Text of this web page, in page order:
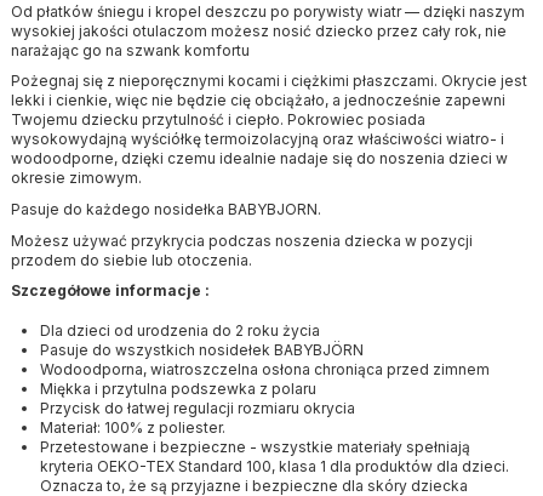
Od płatków śniegu i kropel deszczu po porywisty wiatr — dzięki naszym
wysokiej jakości otulaczom możesz nosić dziecko przez cały rok, nie
narażając go na szwank komfortu
Pożegnaj się z nieporęcznymi kocami i ciężkimi płaszczami. Okrycie jest
lekki i cienkie, więc nie będzie cię obciążało, a jednocześnie zapewni
Twojemu dziecku przytulność i ciepło. Pokrowiec posiada
wysokowydajną wyściółkę termoizolacyjną oraz właściwości wiatro- i
wodoodporne, dzięki czemu idealnie nadaje się do noszenia dzieci w
okresie zimowym.
Pasuje do każdego nosidełka BABYBJORN.
Możesz używać przykrycia podczas noszenia dziecka w pozycji
przodem do siebie lub otoczenia.
Szczegółowe informacje :
Dla dzieci od urodzenia do 2 roku życia
Pasuje do wszystkich nosidełek BABYBJÖRN
Wodoodporna, wiatroszczelna osłona chroniąca przed zimnem
Miękka i przytulna podszewka z polaru
Przycisk do łatwej regulacji rozmiaru okrycia
Materiał: 100% z poliester.
Przetestowane i bezpieczne - wszystkie materiały spełniają
kryteria OEKO-TEX Standard 100, klasa 1 dla produktów dla dzieci.
Oznacza to, że są przyjazne i bezpieczne dla skóry dziecka